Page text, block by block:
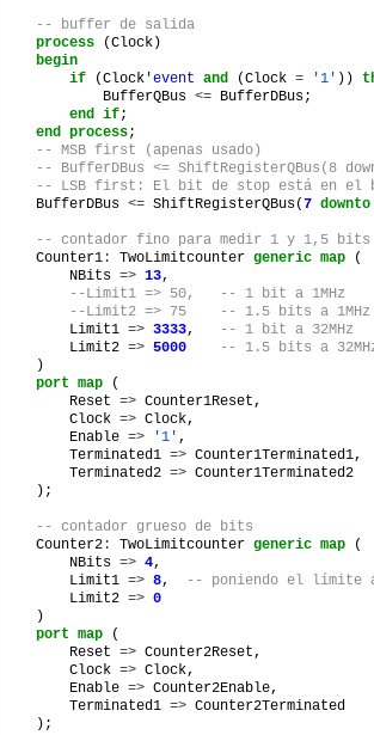
-- buffer de salida
process (Clock)
begin
if (Clock'event and (Clock = '1' ))
            BufferQBus
<= BufferDBus;
end if;
end process;
-- MSB first (apenas usado)
-- BufferDBus <= ShiftRegisterQBus(8
-- LSB first: El bit de stop está en el
    BufferDBus
<= ShiftRegisterQBus(7 downto
-- contador fino para medir 1 y 1,5 bits
    Counter1
: TwoLimitcounter generic map (
        NBits
=> 13,
--Limit1 => 50,   -- 1 bit a 1MHz
--Limit2 => 75    -- 1.5 bits a 1MHz
        Limit1
=> 3333,
-- 1 bit a 32MHz
        Limit2
=> 5000
-- 1.5 bits a
    )
port map (
        Reset
=> Counter1Reset,
        Clock
=> Clock,
        Enable
=> '1' ,
        Terminated1
=> Counter1Terminated1,
        Terminated2
=> Counter1Terminated2
    );
-- contador grueso de bits
    Counter2
: TwoLimitcounter generic map (
        NBits
=> 4,
        Limit1
=> 8,
-- poniendo el límite
        Limit2
=> 0
    )
port map (
        Reset
=> Counter2Reset,
        Clock
=> Clock,
        Enable
=> Counter2Enable,
        Terminated1
=> Counter2Terminated
    );